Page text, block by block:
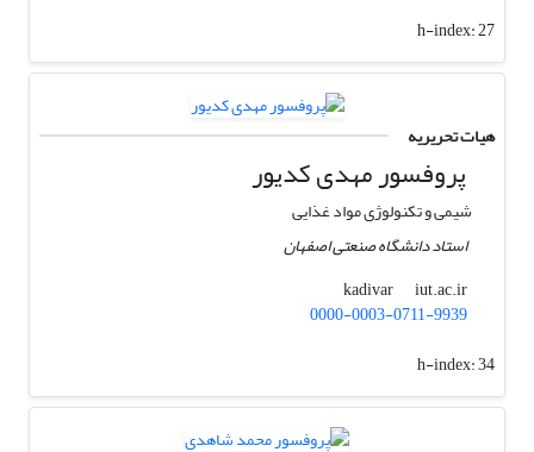
h-index:27
هیات تحریریه
پروفسور مهدی کدیور
شیمی و تکنولوژی مواد غذایی
استاد دانشگاه صنعتی اصفهان
kadivar
iut.ac.ir
0000-0003-0711-9939
h-index:34